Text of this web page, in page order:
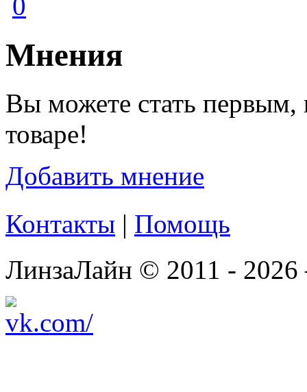
0
Мнения
Вы можете стать первым,
товаре!
Добавить мнение
Контакты | Помощь
ЛинзаЛайн © 2011 -